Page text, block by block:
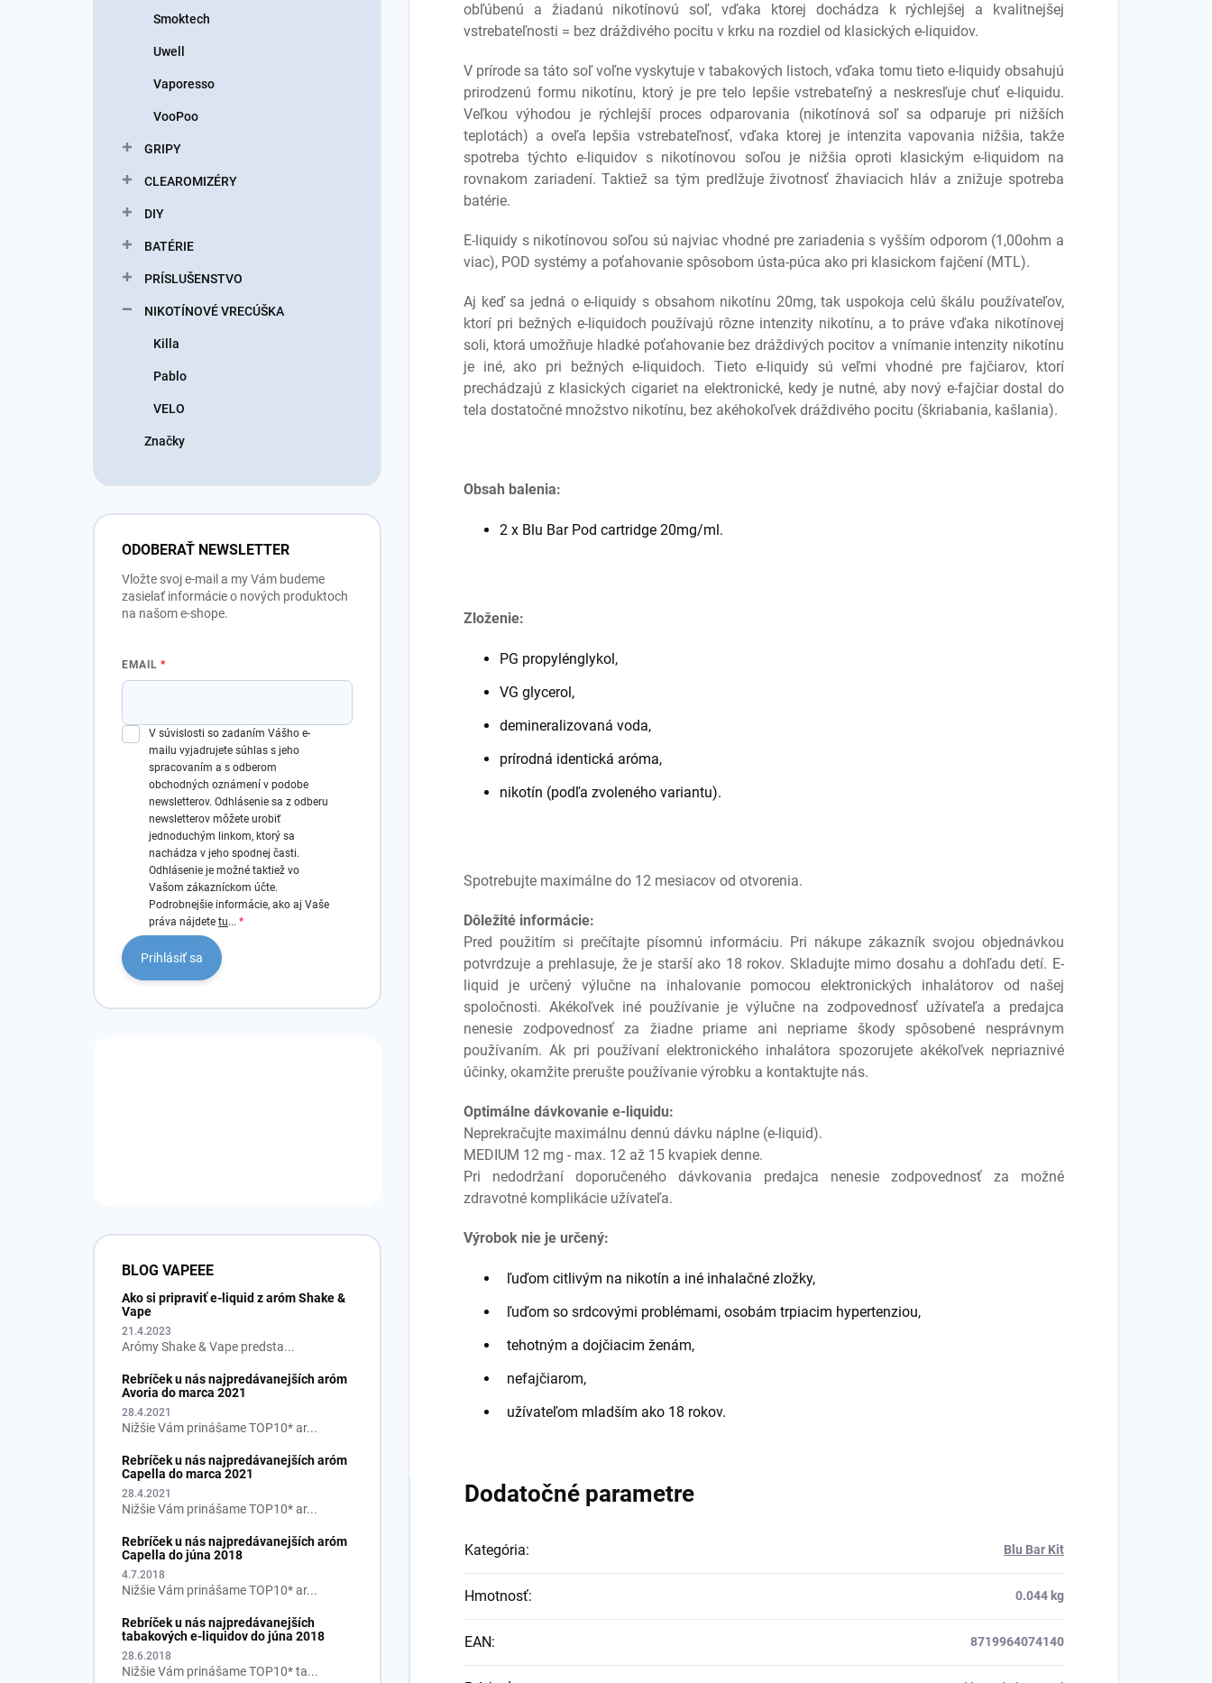
Smoktech
Uwell
Vaporesso
VooPoo
GRIPY
CLEAROMIZÉRY
DIY
BATÉRIE
PRÍSLUŠENSTVO
NIKOTÍNOVÉ VRECÚŠKA
Killa
Pablo
VELO
Značky
ODOBERAŤ NEWSLETTER
Vložte svoj e-mail a my Vám budeme
zasielať informácie o nových produktoch
na našom e-shope.
EMAIL
V súvislosti so zadaním Vášho e-
mailu vyjadrujete súhlas s jeho
spracovaním a s odberom
obchodných oznámení v podobe
newsletterov. Odhlásenie sa z odberu
newsletterov môžete urobiť
jednoduchým linkom, ktorý sa
nachádza v jeho spodnej časti.
Odhlásenie je možné taktiež vo
Vašom zákazníckom účte.
Podrobnejšie informácie, ako aj Vaše
práva nájdete tu...
Prihlásiť sa
BLOG VAPEEE
Ako si pripraviť e-liquid z aróm Shake &
Vape
21.4.2023
Arómy Shake & Vape predsta...
Rebríček u nás najpredávanejších aróm
Avoria do marca 2021
28.4.2021
Nižšie Vám prinášame TOP10* ar...
Rebríček u nás najpredávanejších aróm
Capella do marca 2021
28.4.2021
Nižšie Vám prinášame TOP10* ar...
Rebríček u nás najpredávanejších aróm
Capella do júna 2018
4.7.2018
Nižšie Vám prinášame TOP10* ar...
Rebríček u nás najpredávanejších
tabakových e-liquidov do júna 2018
28.6.2018
Nižšie Vám prinášame TOP10* ta...
obľúbenú a žiadanú nikotínovú soľ, vďaka ktorej dochádza k rýchlejšej a kvalitnejšej
vstrebateľnosti = bez dráždivého pocitu v krku na rozdiel od klasických e-liquidov.
V prírode sa táto soľ voľne vyskytuje v tabakových listoch, vďaka tomu tieto e-liquidy obsahujú
prirodzenú formu nikotínu, ktorý je pre telo lepšie vstrebateľný a neskresľuje chuť e-liquidu.
Veľkou výhodou je rýchlejší proces odparovania (nikotínová soľ sa odparuje pri nižších
teplotách) a oveľa lepšia vstrebateľnosť, vďaka ktorej je intenzita vapovania nižšia, takže
spotreba týchto e-liquidov s nikotínovou soľou je nižšia oproti klasickým e-liquidom na
rovnakom zariadení. Taktiež sa tým predlžuje životnosť žhaviacich hláv a znižuje spotreba
batérie.
E-liquidy s nikotínovou soľou sú najviac vhodné pre zariadenia s vyšším odporom (1,00ohm a
viac), POD systémy a poťahovanie spôsobom ústa-púca ako pri klasickom fajčení (MTL).
Aj keď sa jedná o e-liquidy s obsahom nikotínu 20mg, tak uspokoja celú škálu používateľov,
ktorí pri bežných e-liquidoch používajú rôzne intenzity nikotínu, a to práve vďaka nikotínovej
soli, ktorá umožňuje hladké poťahovanie bez dráždivých pocitov a vnímanie intenzity nikotínu
je iné, ako pri bežných e-liquidoch. Tieto e-liquidy sú veľmi vhodné pre fajčiarov, ktorí
prechádzajú z klasických cigariet na elektronické, kedy je nutné, aby nový e-fajčiar dostal do
tela dostatočné množstvo nikotínu, bez akéhokoľvek dráždivého pocitu (škriabania, kašlania).
Obsah balenia:
2 x Blu Bar Pod cartridge 20mg/ml.
Zloženie:
PG propylénglykol,
VG glycerol,
demineralizovaná voda,
prírodná identická aróma,
nikotín (podľa zvoleného variantu).
Spotrebujte maximálne do 12 mesiacov od otvorenia.
Dôležité informácie:
Pred použitím si prečítajte písomnú informáciu. Pri nákupe zákazník svojou objednávkou
potvrdzuje a prehlasuje, že je starší ako 18 rokov. Skladujte mimo dosahu a dohľadu detí. E-
liquid je určený výlučne na inhalovanie pomocou elektronických inhalátorov od našej
spoločnosti. Akékoľvek iné používanie je výlučne na zodpovednosť užívateľa a predajca
nenesie zodpovednosť za žiadne priame ani nepriame škody spôsobené nesprávnym
používaním. Ak pri používaní elektronického inhalátora spozorujete akékoľvek nepriaznivé
účinky, okamžite prerušte používanie výrobku a kontaktujte nás.
Optimálne dávkovanie e-liquidu:
Neprekračujte maximálnu dennú dávku náplne (e-liquid).
MEDIUM 12 mg - max. 12 až 15 kvapiek denne.
Pri nedodržaní doporučeného dávkovania predajca nenesie zodpovednosť za možné
zdravotné komplikácie užívateľa.
Výrobok nie je určený:
ľuďom citlivým na nikotín a iné inhalačné zložky,
ľuďom so srdcovými problémami, osobám trpiacim hypertenziou,
tehotným a dojčiacim ženám,
nefajčiarom,
užívateľom mladším ako 18 rokov.
Dodatočné parametre
Kategória: Blu Bar Kit
Hmotnosť: 0.044 kg
EAN: 8719964074140